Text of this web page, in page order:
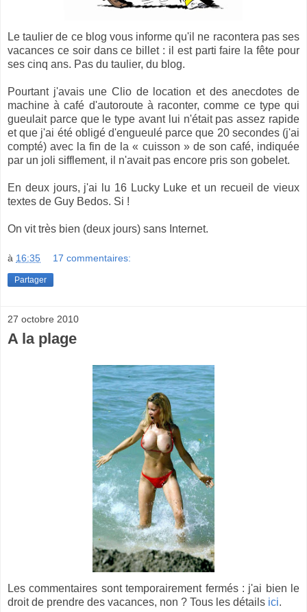
Le taulier de ce blog vous informe qu'il ne racontera pas ses
vacances ce soir dans ce billet : il est parti faire la fête pour
ses cinq ans. Pas du taulier, du blog.
Pourtant j'avais une Clio de location et des anecdotes de
machine à café d'autoroute à raconter, comme ce type qui
gueulait parce que le type avant lui n'était pas assez rapide
et que j'ai été obligé d'engueulé parce que 20 secondes (j'ai
compté) avec la fin de la « cuisson » de son café, indiquée
par un joli sifflement, il n'avait pas encore pris son gobelet.
En deux jours, j'ai lu 16 Lucky Luke et un recueil de vieux
textes de Guy Bedos. Si !
On vit très bien (deux jours) sans Internet.
à 16:35 17 commentaires:
Partager
27 octobre 2010
A la plage
Les commentaires sont temporairement fermés : j'ai bien le
droit de prendre des vacances, non ? Tous les détails ici.